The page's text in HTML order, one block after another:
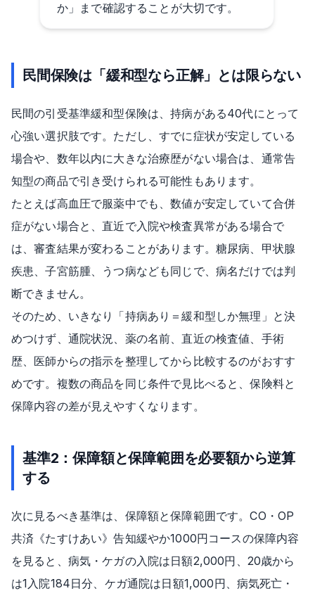
か」まで確認することが大切です。
民間保険は「緩和型なら正解」とは限らない
民間の引受基準緩和型保険は、持病がある40代にとって
心強い選択肢です。ただし、すでに症状が安定している
場合や、数年以内に大きな治療歴がない場合は、通常告
知型の商品で引き受けられる可能性もあります。
たとえば高血圧で服薬中でも、数値が安定していて合併
症がない場合と、直近で入院や検査異常がある場合で
は、審査結果が変わることがあります。糖尿病、甲状腺
疾患、子宮筋腫、うつ病なども同じで、病名だけでは判
断できません。
そのため、いきなり「持病あり＝緩和型しか無理」と決
めつけず、通院状況、薬の名前、直近の検査値、手術
歴、医師からの指示を整理してから比較するのがおすす
めです。複数の商品を同じ条件で見比べると、保険料と
保障内容の差が見えやすくなります。
基準2：保障額と保障範囲を必要額から逆算
する
次に見るべき基準は、保障額と保障範囲です。CO・OP
共済《たすけあい》告知緩やか1000円コースの保障内容
を見ると、病気・ケガの入院は日額2,000円、20歳から
は1入院184日分、ケガ通院は日額1,000円、病気死亡・